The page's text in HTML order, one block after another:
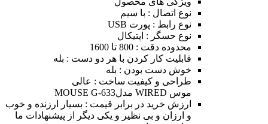
نوع اتصال : با سیم
نوع رابط : پورت USB
نوع حسگر : اپتیکال
محدوده دقت : 800 تا 1600
قابلیت کار کردن با هر دو دست : بله
خوش دست بودن : بله
طراحی و کیفیت ساخت : عالی
موس WIRED مدلMOUSE G-633
ارزش خرید در برابر قیمت : بسیار ارزنده و خوب
و ارزان و بی نظیر و یکی دیگر از پیشنهادات ما